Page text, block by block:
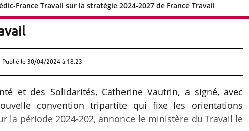
France Travail sur la stratégie 2024-2027 de France Travail
Unédic-France Travail sur la stratégie
Publié le 30/04/2024 à 18:23
et des Solidarités, Catherine Vautrin, a signé, avec
convention tripartite qui fixe les orientations
la période 2024-202, annonce le ministère du Travail le